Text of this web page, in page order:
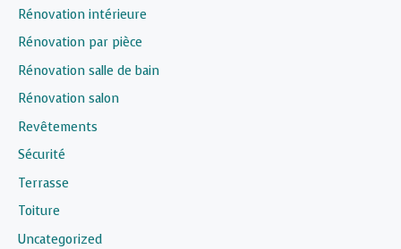
Rénovation intérieure
Rénovation par pièce
Rénovation salle de bain
Rénovation salon
Revêtements
Sécurité
Terrasse
Toiture
Uncategorized